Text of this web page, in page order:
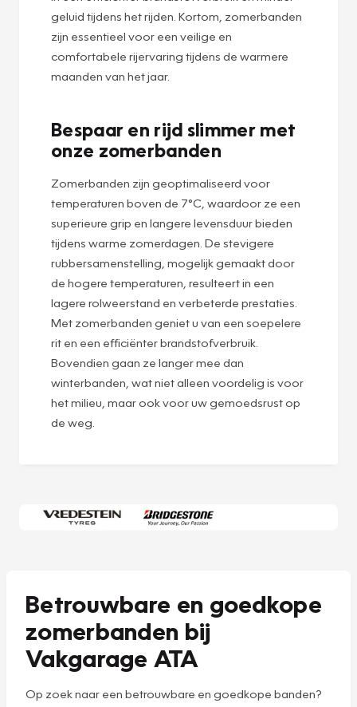
geluid tijdens het rijden. Kortom, zomerbanden
zijn essentieel voor een veilige en
comfortabele rijervaring tijdens de warmere
maanden van het jaar.
Bespaar en rijd slimmer met
onze zomerbanden
Zomerbanden zijn geoptimaliseerd voor
temperaturen boven de 7°C, waardoor ze een
superieure grip en langere levensduur bieden
tijdens warme zomerdagen. De stevigere
rubbersamenstelling, mogelijk gemaakt door
de hogere temperaturen, resulteert in een
lagere rolweerstand en verbeterde prestaties.
Met zomerbanden geniet u van een soepelere
rit en een efficiënter brandstofverbruik.
Bovendien gaan ze langer mee dan
winterbanden, wat niet alleen voordelig is voor
het milieu, maar ook voor uw gemoedsrust op
de weg.
Betrouwbare en goedkope
zomerbanden bij
Vakgarage ATA
Op zoek naar een betrouwbare en goedkope banden?